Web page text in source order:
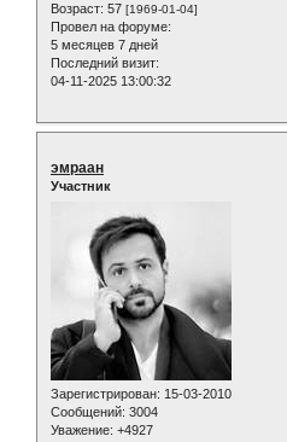
Возраст: 57 [1969-01-04]
Провел на форуме:
5 месяцев 7 дней
Последний визит:
04-11-2025 13:00:32
эмраан
Участник
Зарегистрирован: 15-03-2010
Сообщений: 3004
Уважение: +4927